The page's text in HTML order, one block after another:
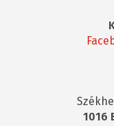
1016